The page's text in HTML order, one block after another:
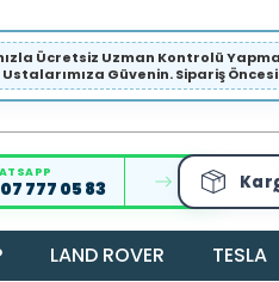
Ücretsiz Uzman Kontrolü
Güvenin. Sipariş Öncesi
777 05 83
LAND ROVER TESLA